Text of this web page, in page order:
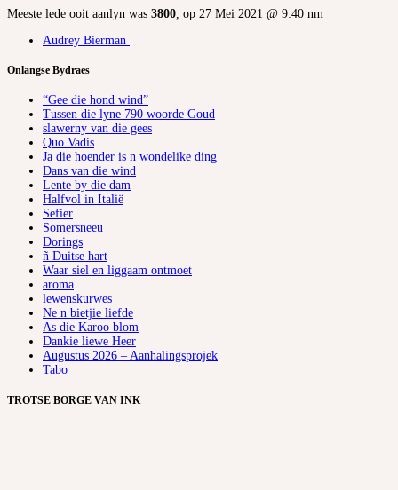
Meeste lede ooit aanlyn was 3800 , op 27 Mei 2021 @ 9:40 nm
Audrey Bierman
Onlangse Bydraes
“Gee die hond wind”
Tussen die lyne 790 woorde Goud
slawerny van die gees
Quo Vadis
Ja die hoender is n wondelike ding
Dans van die wind
Lente by die dam
Halfvol in Italië
Sefier
Somersneeu
Dorings
ñ Duitse hart
Waar siel en liggaam ontmoet
aroma
lewenskurwes
Ne n bietjie liefde
As die Karoo blom
Dankie liewe Heer
Augustus 2026 – Aanhalingsprojek
Tabo
TROTSE BORGE VAN INK